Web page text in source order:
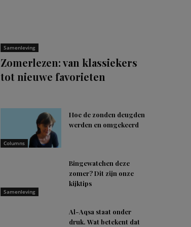
Samenleving
Zomerlezen: van klassiekers
tot nieuwe favorieten
Columns
Hoe de zonden deugden
werden en omgekeerd
Samenleving
Bingewatchen deze
zomer? Dit zijn onze
kijktips
Al-Aqsa staat onder
druk. Wat betekent dat